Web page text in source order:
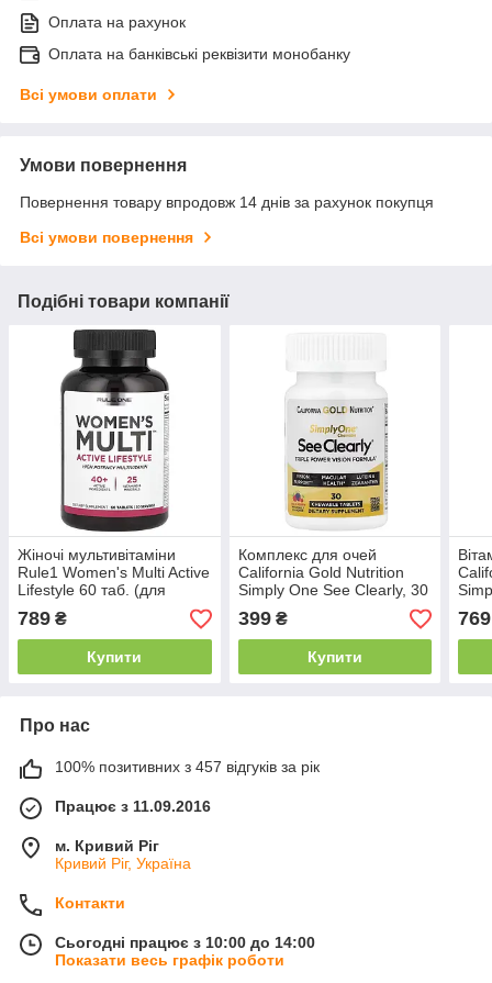
Оплата на рахунок
Оплата на банківські реквізити монобанку
Всі умови оплати
Умови повернення
Повернення товару впродовж 14 днів за рахунок покупця
Всі умови повернення
Подібні товари компанії
Жіночі мультивітаміни
Rule1 Women's Multi Active
Lifestyle 60 таб. (для
активного життя)
789 ₴
Купити
Комплекс для очей
California Gold Nutrition
Simply One See Clearly, 30
жувальних таблеток |
Підтримка зору та
здоров’я очей
399₴
Купити
таб.
769
Про нас
100% позитивних з 457 відгуків за рік
Працює з 11.09.2016
м. Кривий Ріг
Кривий Ріг, Україна
Контакти
Сьогодні працює з 10:00 до 14:00
Показати весь графік роботи